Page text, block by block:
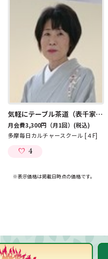
気軽にテーブル茶道（表千家）講師/宮川宗禮 第1(金)19:00～20:30
月会費3,300円（月1回） (税込)
多摩毎日カルチャースクール [４F]
4
※表示価格は掲載日時点の価格です。